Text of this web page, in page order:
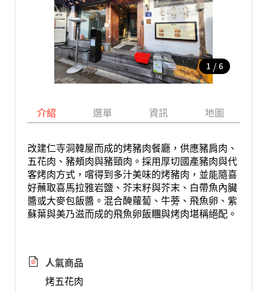
1 / 6
介紹 選單 資訊 地圖
改建仁寺洞韓屋而成的烤豬肉餐廳，供應豬肩肉、
五花肉、豬頰肉與豬頸肉。採用厚切國產豬肉與代
客烤肉方式，嚐得到多汁美味的烤豬肉，並能隨喜
好蘸取喜馬拉雅岩鹽、芥末籽與芥末、白帶魚內臟
醬或大麥包飯醬。混合醃蘿蔔、牛蒡、飛魚卵、紫
蘇葉與美乃滋而成的飛魚卵飯糰與烤肉堪稱絕配。
人氣商品
烤五花肉